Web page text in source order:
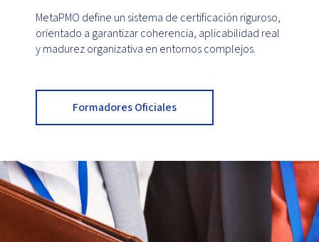
MetaPMO define un sistema de certificación riguroso,
orientado a garantizar coherencia, aplicabilidad real
y madurez organizativa en entornos complejos.
Formadores Oficiales